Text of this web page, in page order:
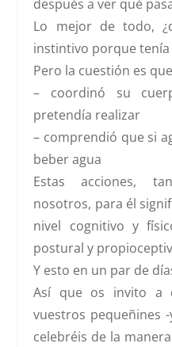
después a ver qué
Lo mejor de todo,
instintivo porque tenía
Pero la cuestión es que
– coordinó su
pretendía realizar
– comprendió que si
beber agua
Estas acciones,
nosotros, para él
nivel cognitivo y
postural y
Y esto en un par de
Así que os invito a
vuestros pequeñines
celebréis de la